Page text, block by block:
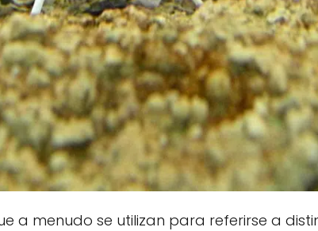
a menudo se utilizan para referirse a